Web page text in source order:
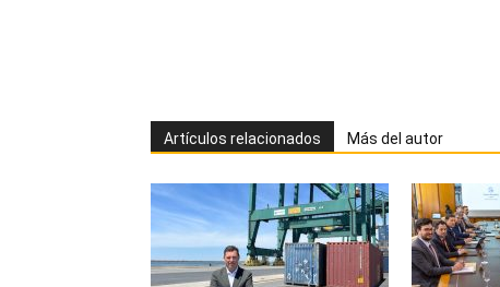
Artículos relacionados Más del autor